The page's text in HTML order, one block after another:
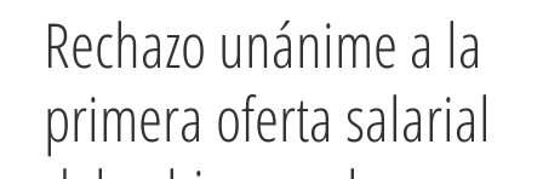
Rechazo unánime a la
primera oferta salarial